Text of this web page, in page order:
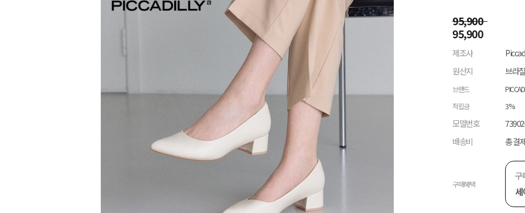
95,900
95,900
제조사
원산지
브라질
브랜드
적립금
3%
모델번호
배송비
총 결
구매혜택
구
세